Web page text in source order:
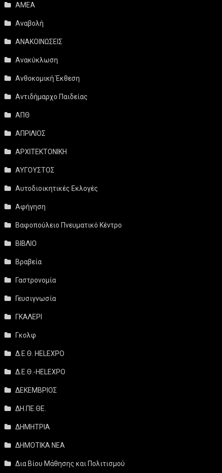
ΑΜΕΑ
Αναβολή
ΑΝΑΚΟΙΝΩΣΕΙΣ
Ανακύκλωση
Ανθοκομική Έκθεση
Αντιδήμαρχο Παιδείας
ΑΠΘ
ΑΠΡΙΛΙΟΣ
ΑΡΧΙΤΕΚΤΟΝΙΚΗ
ΑΥΓΟΥΣΤΟΣ
Αυτοδιοικητικές Εκλογές
Αφήγηση
Βαφοπούλειο Πνευματικό Κέντρο
ΒΙΒΛΙΟ
Βραβεία
Γαστρονομία
Γευσιγνωσία
ΓΚΑΛΕΡΙ
Γκολφ
Δ.Ε.Θ. HELEXPO
Δ.Ε.Θ.-HELEXPO
ΔΕΚΕΜΒΡΙΟΣ
ΔΗ.ΠΕ.ΘΕ.
ΔΗΜΗΤΡΙΑ
ΔΗΜΟΤΙΚΑ ΝΕΑ
Δια Βίου Μάθησης και Πολιτισμού